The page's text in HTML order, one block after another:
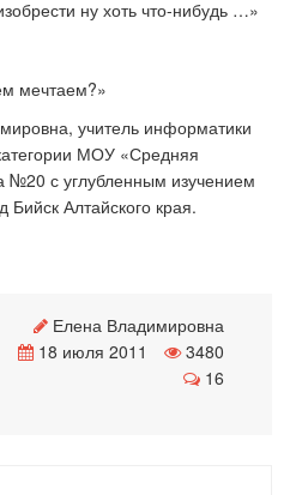
ну хоть что-нибудь …»
учитель информатики
МОУ «Средняя
№20 с углубленным изучением
Бийск Алтайского края.
Елена Владимировна
18 июля 2011
3480
16